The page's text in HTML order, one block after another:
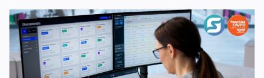
การลงทุนที่น่าสนใจและช่วยลดอุปสรรคสำหรับผู้เริ่มต้นได้อย่างมี
ประสิทธิภาพ เหตุผลประการแรกคือ การมีโมเดลธุรกิจที่ชัดเจน
และพร้อมนำไปใช้ทันที ซึ่งถือเป็นการลดความเสี่ยงด้านการลงทุน
ได้อย่างดีที่สุด เนื่องจากผู้ลงทุนไม่จำเป็นต้องเสียเวลาลองผิด
ลองถูกเอง ระบบแฟรนไชส์ถูกออกแบบและผ่านการพิสูจน์ความ
สำเร็จมาแล้วโดยเจ้าของแบรนด์ ซึ่งมีการจัดเตรียมอุปกรณ์